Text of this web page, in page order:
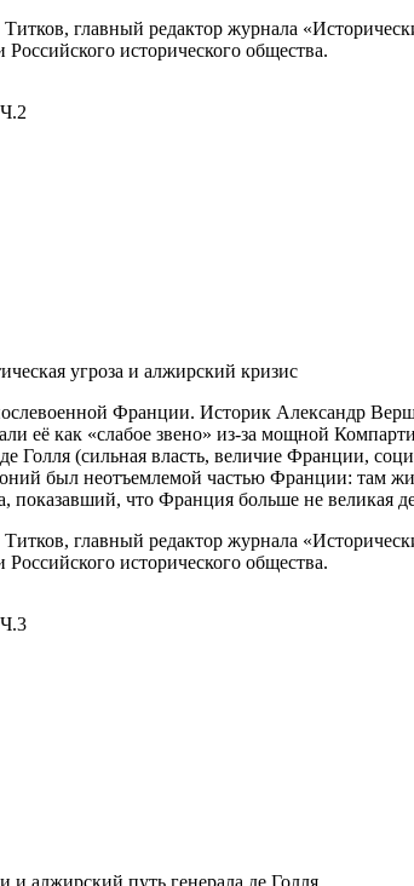
главный редактор журнала
исторического общества.
угроза и алжирский кризис
Франции. Историк Александр
её как «слабое звено» из-за мощной
Голля (сильная власть, величие Франции,
был неотъемлемой частью Франции: там
показавший, что Франция больше не
главный редактор журнала
исторического общества.